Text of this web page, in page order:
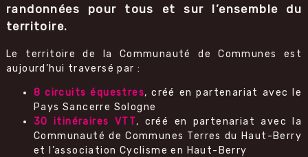
randonnées pour tous et sur l’ensemble du
territoire.
Le territoire de la Communauté de Communes est
aujourd’hui traversé par :
8 circuits équestres, créé en partenariat avec le
Pays Sancerre Sologne
30 itinéraires VTT, créé en partenariat avec la
Communauté de Communes Terres du Haut-Berry
et l’association Cyclisme en Haut-Berry